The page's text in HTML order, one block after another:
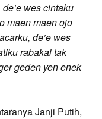
wes cintaku
maen maen ojo
de’e wes
rabakal tak
geden yen enek
Janji Putih,